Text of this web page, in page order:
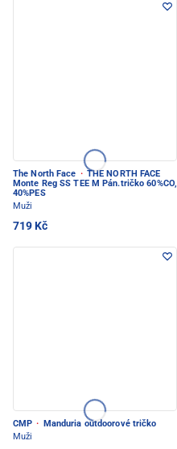
The North Face · THE NORTH FACE
Monte Reg SS TEE M Pán.tričko 60%CO,
40%PES
Muži
719 Kč
CMP ·
Manduria outdoorové tričko
Muži